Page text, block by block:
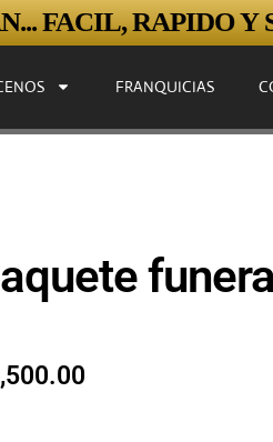
FACIL, RAPIDO Y
FRANQUICIAS